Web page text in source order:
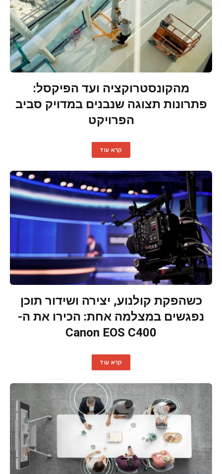
מהקונסטרוקציה ועד הפיקסל:
פתרונות תצוגה שנבנים במדויק סביב
הפרויקט
קרא עוד
כשהפקת קולנוע, יצירה ושידור תוכן
נפגשים במצלמה אחת: הכירו את ה-
Canon EOS C400
קרא עוד